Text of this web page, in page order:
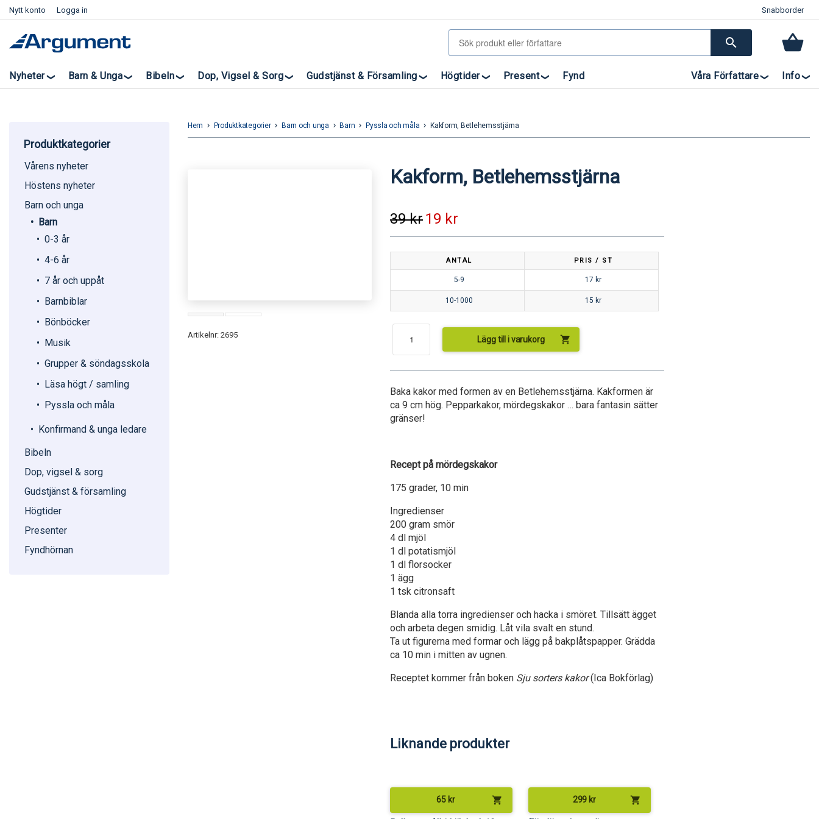
Nytt konto Logga in Snabborder
search
Nyheter Barn & Unga Bibeln Dop, Vigsel & Sorg Gudstjänst & Församling Högtider Present Fynd Våra Författare Info
Produktkategorier
Vårens nyheter
Höstens nyheter
Barn och unga
Barn
0-3 år
4-6 år
7 år och uppåt
Barnbiblar
Bönböcker
Musik
Grupper & söndagsskola
Läsa högt / samling
Pyssla och måla
Konfirmand & unga ledare
Bibeln
Dop, vigsel & sorg
Gudstjänst & församling
Högtider
Presenter
Fyndhörnan
Hem keyboard_arrow_right Produktkategorier keyboard_arrow_right Barn och unga keyboard_arrow_right Barn keyboard_arrow_right Pyssla och måla keyboard_arrow_right Kakform, Betlehemsstjärna
Artikelnr: 2695
Kakform, Betlehemsstjärna
39kr19 kr
ANTAL PRIS / ST
5-9 17 kr
10-1000 15 kr
Lägg till i varukorg shopping_cart
Baka kakor med formen av en Betlehemsstjärna. Kakformen är
ca 9 cm hög. Pepparkakor, mördegskakor … bara fantasin sätter
gränser!
Recept på mördegskakor
175 grader, 10 min
Ingredienser
200 gram smör
4 dl mjöl
1 dl potatismjöl
1 dl florsocker
1 ägg
1 tsk citronsaft
Blanda alla torra ingredienser och hacka i smöret. Tillsätt ägget
och arbeta degen smidig. Låt vila svalt en stund.
Ta ut figurerna med formar och lägg på bakplåtspapper. Grädda
ca 10 min i mitten av ugnen.
Receptet kommer från boken Sju sorters kakor(Ica Bokförlag)
Liknande produkter
65 kr shopping_cart 299 kr shopping_cart